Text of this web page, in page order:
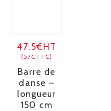
47.5€HT
(57€TTC)
Barre de
danse –
longueur
150 cm